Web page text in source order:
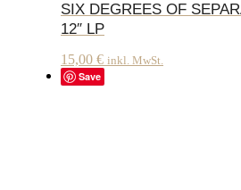
SIX DEGREES OF
12″ LP
15,00 € inkl. MwSt.
Save